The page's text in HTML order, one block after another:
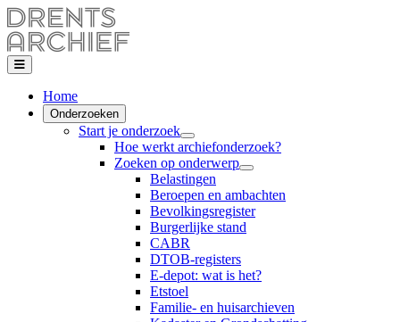
Home
Onderzoeken
Start je onderzoek
Hoe werkt archiefonderzoek?
Zoeken op onderwerp
Belastingen
Beroepen en ambachten
Bevolkingsregister
Burgerlijke stand
CABR
DTOB-registers
E-depot: wat is het?
Etstoel
Familie- en huisarchieven